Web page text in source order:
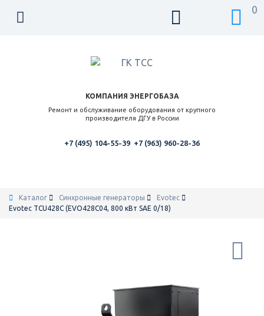
КОМПАНИЯ ЭНЕРГОБАЗА
Ремонт и обслуживание оборудования от крупного
производителя ДГУ в России
0
+7 (495) 104-55-39 +7 (963) 960-28-36
Каталог Синхронные генераторы
Evotec
Evotec TCU428C (EVO428C04, 800 кВт SAE 0/18)